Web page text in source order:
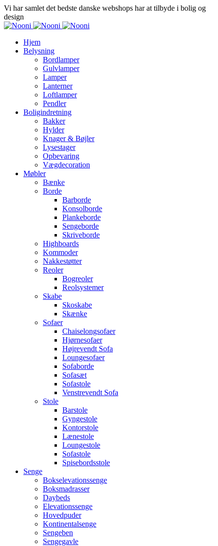
Vi har samlet det bedste danske webshops har at tilbyde i bolig og
design
Hjem
Belysning
Bordlamper
Gulvlamper
Lamper
Lanterner
Loftlamper
Pendler
Boligindretning
Bakker
Hylder
Knager & Bøjler
Lysestager
Opbevaring
Vægdecoration
Møbler
Bænke
Borde
Barborde
Konsolborde
Plankeborde
Sengeborde
Skriveborde
Highboards
Kommoder
Nakkestøtter
Reoler
Bogreoler
Reolsystemer
Skabe
Skoskabe
Skænke
Sofaer
Chaiselongsofaer
Hjørnesofaer
Højrevendt Sofa
Loungesofaer
Sofaborde
Sofasæt
Sofastole
Venstrevendt Sofa
Stole
Barstole
Gyngestole
Kontorstole
Lænestole
Loungestole
Sofastole
Spisebordsstole
Senge
Bokselevationssenge
Boksmadrasser
Daybeds
Elevationssenge
Hovedpuder
Kontinentalsenge
Sengeben
Sengegavle